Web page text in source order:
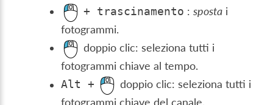
+ trascinamento :sposta i
fotogrammi.
doppio clic: seleziona tutti i
fotogrammi chiave al tempo.
Alt +
doppio clic: seleziona tutti i